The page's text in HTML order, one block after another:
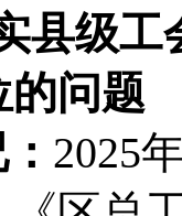
县级
的问题
2025